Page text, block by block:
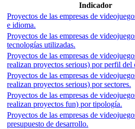
Indicador
Proyectos de las empresas de
e idioma.
Proyectos de las empresas de
tecnologías utilizadas.
Proyectos de las empresas de
realizan proyectos serious) por perfil del
Proyectos de las empresas de
realizan proyectos serious) por sectores.
Proyectos de las empresas de
realizan proyectos fun) por tipología.
Proyectos de las empresas de
presupuesto de desarrollo.